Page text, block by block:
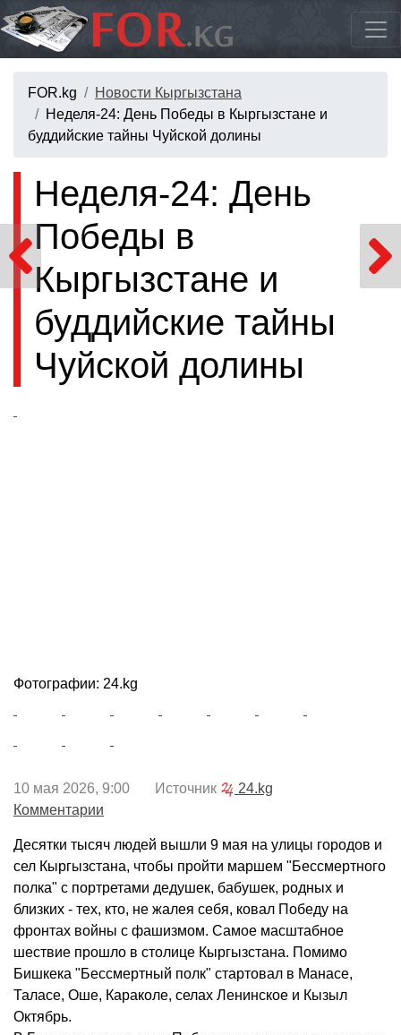
FOR.kg
Новости Кыргызстана
Неделя-24: День Победы в Кыргызстане и
буддийские тайны Чуйской долины
Неделя-24: День
Победы в
Кыргызстане и
буддийские тайны
Чуйской долины
Фотографии: 24.kg
10 мая 2026, 9:00 Источник
24.kg
Комментарии
Десятки тысяч людей вышли 9 мая на улицы городов и
сел Кыргызстана, чтобы пройти маршем "Бессмертного
полка" с портретами дедушек, бабушек, родных и
близких - тех, кто, не жалея себя, ковал Победу на
фронтах войны с фашизмом. Самое масштабное
шествие прошло в столице Кыргызстана. Помимо
Бишкека "Бессмертный полк" стартовал в Манасе,
Таласе, Оше, Караколе, селах Ленинское и Кызыл
Октябрь.